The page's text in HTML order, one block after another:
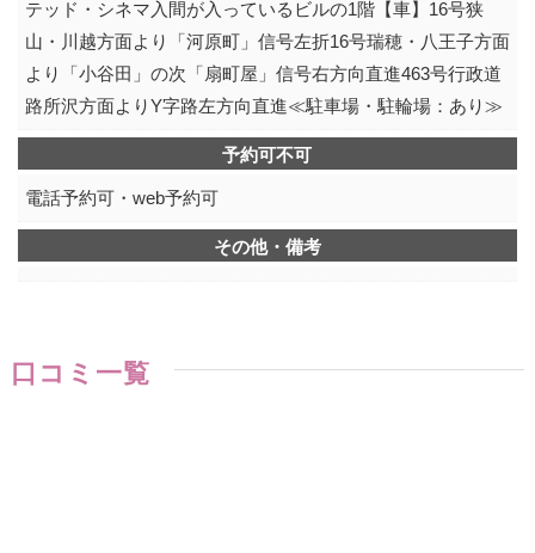
テッド・シネマ入間が入っているビルの1階【車】16号狭
山・川越方面より「河原町」信号左折16号瑞穂・八王子方面
より「小谷田」の次「扇町屋」信号右方向直進463号行政道
路所沢方面よりY字路左方向直進≪駐車場・駐輪場：あり≫
予約可不可
電話予約可・web予約可
その他・備考
口コミ一覧